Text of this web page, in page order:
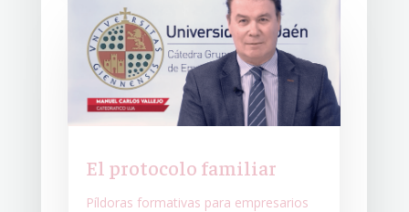
El protocolo familiar
Píldoras formativas para empresarios